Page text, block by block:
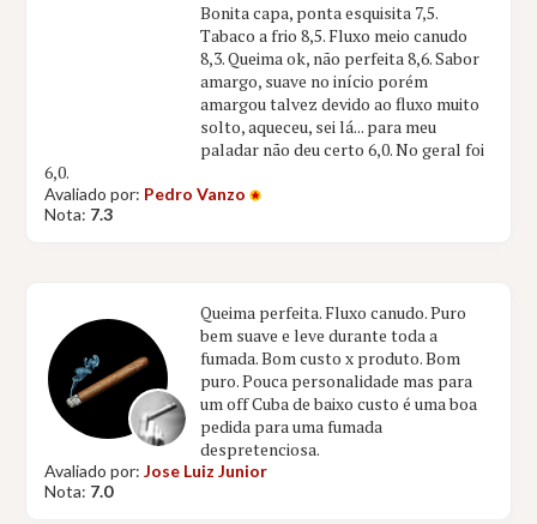
Bonita capa, ponta esquisita 7,5.
Tabaco a frio 8,5. Fluxo meio canudo
8,3. Queima ok, não perfeita 8,6. Sabor
amargo, suave no início porém
amargou talvez devido ao fluxo muito
solto, aqueceu, sei lá... para meu
paladar não deu certo 6,0. No geral foi
6,0.
Avaliado por: Pedro Vanzo
Nota: 7.3
Queima perfeita. Fluxo canudo. Puro
bem suave e leve durante toda a
fumada. Bom custo x produto. Bom
puro. Pouca personalidade mas para
um off Cuba de baixo custo é uma boa
pedida para uma fumada
despretenciosa.
Avaliado por:Jose Luiz Junior
Nota: 7.0